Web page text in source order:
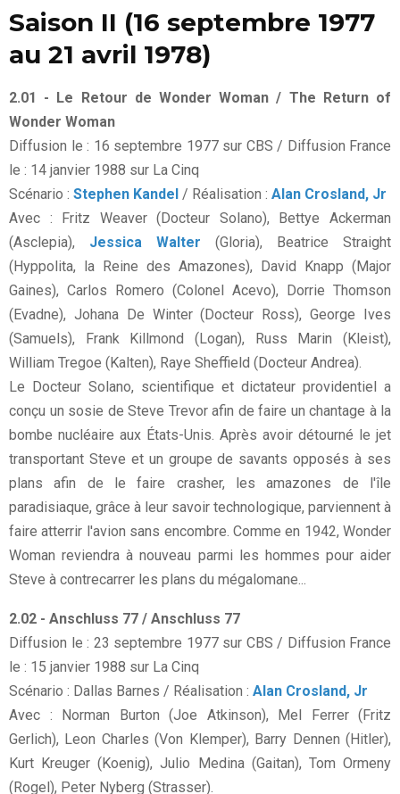
Saison II (16 septembre 1977
au 21 avril 1978)
2.01 - Le Retour de Wonder Woman / The Return of
Wonder Woman
Diffusion le : 16 septembre 1977 sur CBS / Diffusion France
le : 14 janvier 1988 sur La Cinq
Scénario : Stephen Kandel / Réalisation : Alan Crosland, Jr
Avec : Fritz Weaver (Docteur Solano), Bettye Ackerman
(Asclepia), Jessica Walter (Gloria), Beatrice Straight
(Hyppolita, la Reine des Amazones), David Knapp (Major
Gaines), Carlos Romero (Colonel Acevo), Dorrie Thomson
(Evadne), Johana De Winter (Docteur Ross), George Ives
(Samuels), Frank Killmond (Logan), Russ Marin (Kleist),
William Tregoe (Kalten), Raye Sheffield (Docteur Andrea).
Le Docteur Solano, scientifique et dictateur providentiel a
conçu un sosie de Steve Trevor afin de faire un chantage à la
bombe nucléaire aux États-Unis. Après avoir détourné le jet
transportant Steve et un groupe de savants opposés à ses
plans afin de le faire crasher, les amazones de l'île
paradisiaque, grâce à leur savoir technologique, parviennent à
faire atterrir l'avion sans encombre. Comme en 1942, Wonder
Woman reviendra à nouveau parmi les hommes pour aider
Steve à contrecarrer les plans du mégalomane...
2.02 - Anschluss 77 / Anschluss 77
Diffusion le : 23 septembre 1977 sur CBS / Diffusion France
le : 15 janvier 1988 sur La Cinq
Scénario : Dallas Barnes / Réalisation : Alan Crosland, Jr
Avec : Norman Burton (Joe Atkinson), Mel Ferrer (Fritz
Gerlich), Leon Charles (Von Klemper), Barry Dennen (Hitler),
Kurt Kreuger (Koenig), Julio Medina (Gaitan), Tom Ormeny
(Rogel), Peter Nyberg (Strasser).